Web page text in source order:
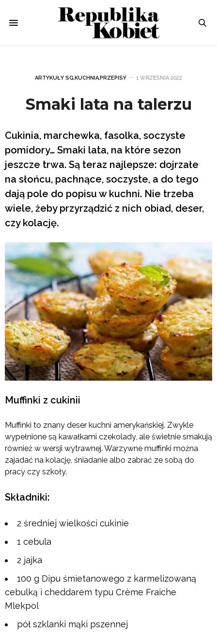
ARTYKUŁY SG,KUCHNIA,PRZEPISY 1 WRZEŚNIA 2022
Smaki lata na talerzu
Cukinia, marchewka, fasolka, soczyste
pomidory… Smaki lata, na które sezon
jeszcze trwa. Są teraz najlepsze: dojrzałe
na słońcu, pachnące, soczyste, a do tego
dają pole do popisu w kuchni. Nie trzeba
wiele, żeby przyrządzić z nich obiad, deser,
czy kolację.
Muffinki z cukinii
Muffinki to znany deser kuchni amerykańskiej. Zwykle
wypełnione są kawałkami czekolady, ale świetnie smakują
również w wersji wytrawnej. Warzywne muffinki można
zajadać na kolację, śniadanie albo zabrać ze sobą do
pracy czy szkoły.
Składniki:
2 średniej wielkości cukinie
1 cebula
2 jajka
100 g Dipu śmietanowego z karmelizowaną
cebulką i cheddarem typu Crème Fraiche
Mlekpol
pół szklanki mąki pszennej